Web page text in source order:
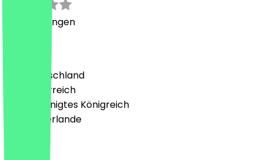
Bewertungen
🇩🇪 Deutschland
🇦🇹 Österreich
🇬🇧 Vereinigtes Königreich
🇳🇱 Niederlande